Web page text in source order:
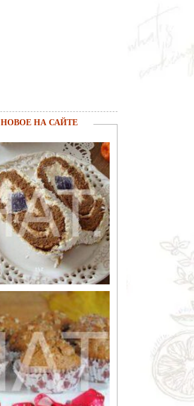
НОВОЕ НА САЙТЕ